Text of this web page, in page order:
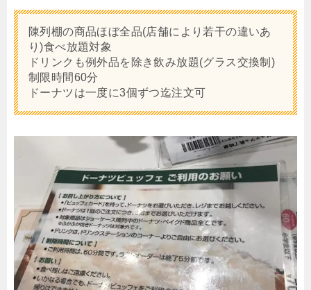
陳列棚の商品ほぼ全品(店舗により若干の違いあ
り)食べ放題対象
ドリンクも例外品を除き飲み放題(グラス交換制)
制限時間60分
ドーナツは一度に3個ずつ迄注文可